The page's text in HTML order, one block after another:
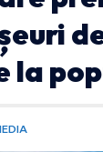
la